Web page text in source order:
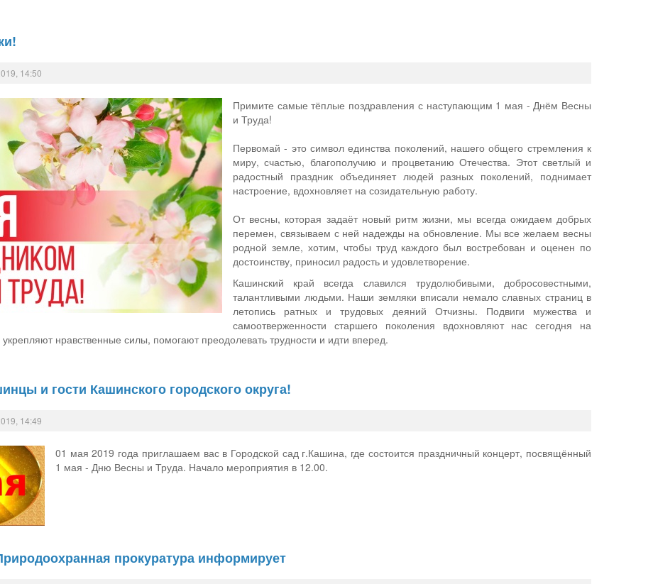
14:50
Примите самые тёплые поздравления с наступающим 1 мая - Днём Весны
и Труда!
Первомай - это символ единства поколений, нашего общего стремления к
миру, счастью, благополучию и процветанию Отечества. Этот светлый и
радостный праздник объединяет людей разных поколений, поднимает
настроение, вдохновляет на созидательную работу.
От весны, которая задаёт новый ритм жизни, мы всегда ожидаем добрых
перемен, связываем с ней надежды на обновление. Мы все желаем весны
родной земле, хотим, чтобы труд каждого был востребован и оценен по
достоинству, приносил радость и удовлетворение.
Кашинский край всегда славился трудолюбивыми, добросовестными,
талантливыми людьми. Наши земляки вписали немало славных страниц в
летопись ратных и трудовых деяний Отчизны. Подвиги мужества и
самоотверженности старшего поколения вдохновляют нас сегодня на
нравственные силы, помогают преодолевать трудности и идти вперед.
и гости Кашинского городского округа!
14:49
01 мая 2019 года приглашаем вас в Городской сад г.Кашина, где состоится праздничный концерт, посвящённый
1 мая - Дню Весны и Труда. Начало мероприятия в 12.00.
прокуратура информирует